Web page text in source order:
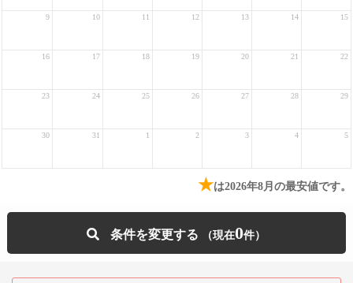
9 10 11 12 13 14 15
16 17 18 19 20 21 22
23 24 25 26 27 28 29
30 31 1 2 3 4 5
★は2026年8月の最安値です。
条件を変更する 0